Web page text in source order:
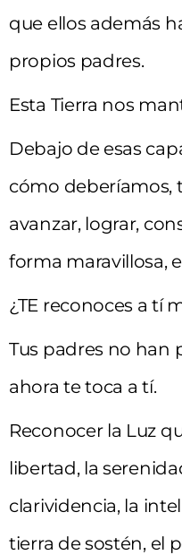
que ellos además
propios padres.
Esta Tierra nos
Debajo de esas
cómo deberíamos,
avanzar, lograr,
forma maravillosa,
¿TE reconoces a tí
Tus padres no han
ahora te toca a tí.
Reconocer la Luz
libertad, la
clarividencia, la
tierra de sostén, el